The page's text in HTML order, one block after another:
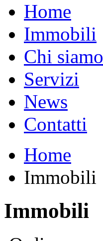
Home
Immobili
Chi siamo
Servizi
News
Contatti
Home
Immobili
Immobili